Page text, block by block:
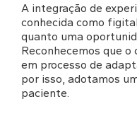
A integração de
conhecida como
quanto uma
Reconhecemos que
em processo de
por isso, adotamos
paciente.